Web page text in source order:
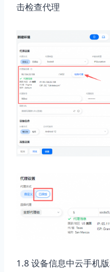
击检查代理
1.8 设备信息中云手机